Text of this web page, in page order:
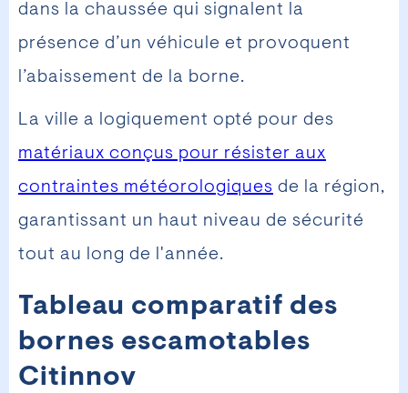
dans la chaussée qui signalent la
présence d’un véhicule et provoquent
l’abaissement de la borne.
La ville a logiquement opté pour des
matériaux conçus pour résister aux
contraintes météorologiques de la région,
garantissant un haut niveau de sécurité
tout au long de l'année.
Tableau comparatif des
bornes escamotables
Citinnov